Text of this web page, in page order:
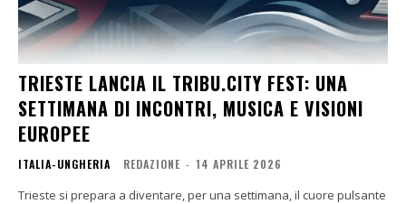
TRIESTE LANCIA IL TRIBU.CITY FEST: UNA
SETTIMANA DI INCONTRI, MUSICA E VISIONI
EUROPEE
ITALIA-UNGHERIA REDAZIONE - 14 APRILE 2026
Trieste si prepara a diventare, per una settimana, il cuore pulsante